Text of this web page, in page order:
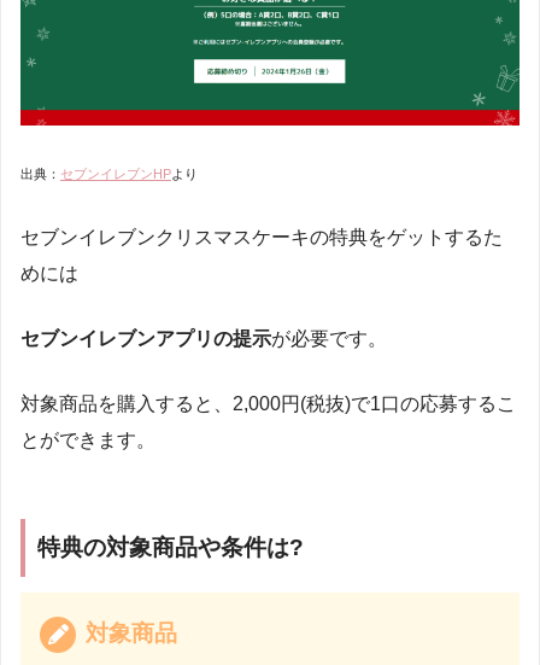
出典： セブンイレブンHPより
セブンイレブンクリスマスケーキの特典をゲットするた
めには
セブンイレブンアプリの提示が必要です。
対象商品を購入すると、2,000円(税抜)で1口の応募するこ
とができます。
特典の対象商品や条件は?
対象商品